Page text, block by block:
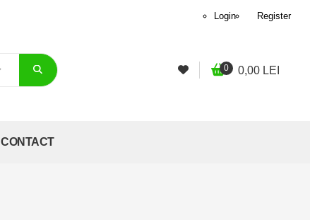
Login Register
0 0,00 LEI
CONTACT